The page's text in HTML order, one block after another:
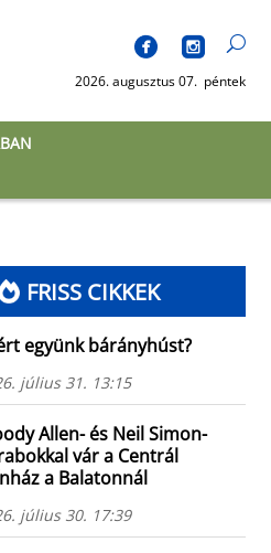
2026. augusztus 07. péntek
FRISS CIKKEK
együnk bárányhúst?
július 31. 13:15
Allen- és Neil Simon-
vár a Centrál
a Balatonnál
július 30. 17:39